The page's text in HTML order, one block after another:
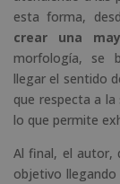
esta forma,
crear una
morfología, se
llegar el sentido
que respecta a
lo que permite
Al final, el autor,
objetivo